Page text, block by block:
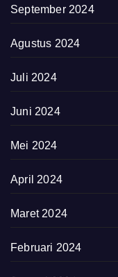
September 2024
Agustus 2024
Juli 2024
Juni 2024
Mei 2024
April 2024
Maret 2024
Februari 2024